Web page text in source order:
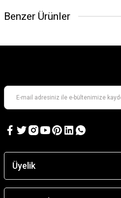
Benzer Ürünler
WATERLOO 1815 LA HAYE SAINTE
Üyelik